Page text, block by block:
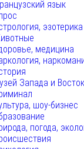
язык
эзотерика
медицина
Запада и
шоу-бизнес
погода,